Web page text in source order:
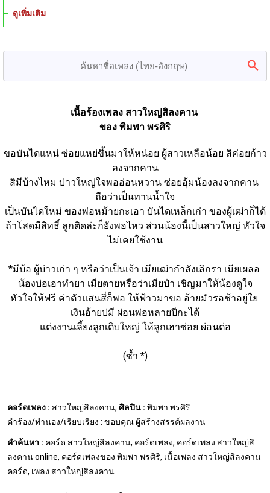
ดูเพิ่มเติม
เนื้อร้องเพลง สาวใหญ่สิลงคาน
ของ พิมพา พรศิริ
ขอบันไดแหน่ ซ่อยแหย่ขึ้นมาให้หน่อย ผู้สาวเหลือน้อย สิค่อยก้าว
ลงจากคาน
สิมีบ้างไหม บ่าวใหญ่ใจพออ่อนหวาน ซ่อยอุ้มน้องลงจากคาน
ถือว่าเป็นทานน้ำใจ
เป็นบันไดใหม่ ของพ่อหม้ายกะเอา บันไดเหล็กเก่า ของผู้เฒ่าก็ได้
ถ้าโสดมีสิทธิ์ ลูกติดล่ะก็ยังพอไหว ส่วนน้องนี้เป็นสาวใหญ่ หัวใจ
ไม่เคยใช้งาน
*มีบ้อ ผู้บ่าวเก่า ๆ หรือว่าเป็นเจ้า เมียเฒ่ากำลังเลิกรา เมียเผลอ
น้องบ่อเอาทำยา เมียตายหรือว่าเมียป๋า เชิญมาให้น้องดูใจ
หัวใจให้ฟรี ค่าตัวแสนสี่ก็พอ ให้ฟ้าวมาขอ อ้ายมัวรอช้าอยู่ใย
เงินอ้ายบ่มี ผ่อนพ่อหลายปีกะได้
แต่งงานเลี้ยงลูกเติบใหญ่ ให้ลูกเฮาซ่อย ผ่อนต่อ
(ซ้ำ *)
คอร์ดเพลง : สาวใหญ่สิลงคาน, ศิลปิน : พิมพา พรศิริ
คำร้อง/ทำนอง/เรียบเรียง : ขอบคุณ ผู้สร้างสรรค์ผลงาน
คำค้นหา : คอร์ด สาวใหญ่สิลงคาน, คอร์ดเพลง, คอร์ดเพลง สาวใหญ่สิ
ลงคาน online, คอร์ดเพลงของ พิมพา พรศิริ, เนื้อเพลง สาวใหญ่สิลงคาน
คอร์ด, เพลง สาวใหญ่สิลงคาน